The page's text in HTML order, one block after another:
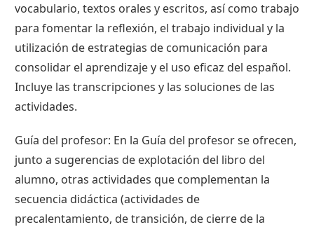
vocabulario, textos orales y escritos, así como trabajo
para fomentar la reflexión, el trabajo individual y la
utilización de estrategias de comunicación para
consolidar el aprendizaje y el uso eficaz del español.
Incluye las transcripciones y las soluciones de las
actividades.
Guía del profesor: En la Guía del profesor se ofrecen,
junto a sugerencias de explotación del libro del
alumno, otras actividades que complementan la
secuencia didáctica (actividades de
precalentamiento, de transición, de cierre de la